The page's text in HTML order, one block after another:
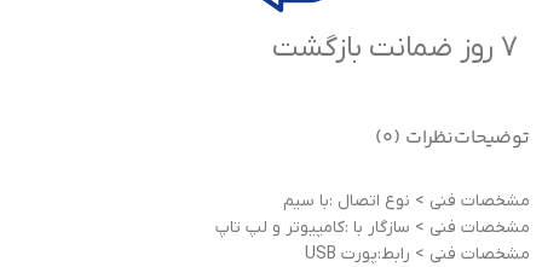
7 روز ضمانت بازگشت
توضیحاتنظرات (0)
مشخصات فنی > نوع اتصال :با سیم
مشخصات فنی > سازگار با :کامپیوتر و لپ تاپ
مشخصات فنی > رابط:پورت USB